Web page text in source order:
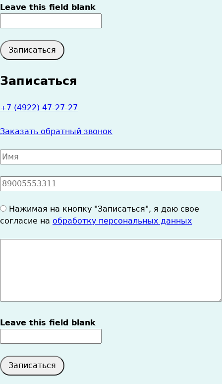
данных
Leave this field blank
Записаться
+7 (4922) 47-27-27
Заказать обратный звонок
Имя
*
Номер
телефона
*
Согласие
на
Нажимая на кнопку "Записаться", я даю свое
согласие на обработку персональных данных
Leave this field blank